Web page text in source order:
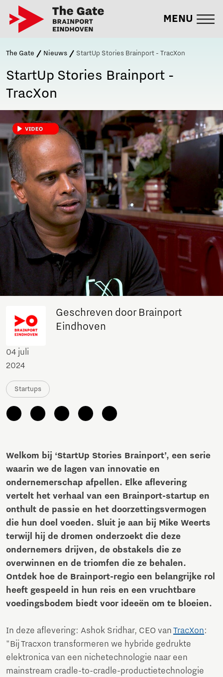
MENU
The Gate Nieuws StartUp Stories Brainport - TracXon
StartUp Stories Brainport -
TracXon
Geschreven door Brainport
Eindhoven
04 juli
2024
Startups
Welkom bij ‘StartUp Stories Brainport’, een serie
waarin we de lagen van innovatie en
ondernemerschap afpellen. Elke aflevering
vertelt het verhaal van een Brainport-startup en
onthult de passie en het doorzettingsvermogen
die hun doel voeden. Sluit je aan bij Mike Weerts
terwijl hij de dromen onderzoekt die deze
ondernemers drijven, de obstakels die ze
overwinnen en de triomfen die ze behalen.
Ontdek hoe de Brainport-regio een belangrijke rol
heeft gespeeld in hun reis en een vruchtbare
voedingsbodem biedt voor ideeën om te bloeien.
In deze aflevering: Ashok Sridhar, CEO van TracXon:
"Bij Tracxon transformeren we hybride gedrukte
elektronica van een nichetechnologie naar een
mainstream cradle-to-cradle-productietechnologie